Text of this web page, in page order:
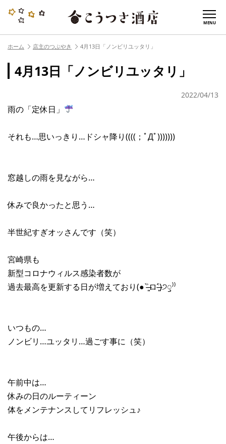
MENU
ホーム 店主のつぶやき 4月13日「ノンビリユッタリ」
4月13日「ノンビリユッタリ」
2022/04/13
雨の「定休日」
それも…思いっきり…ドシャ降り((((；ﾟДﾟ)))))))
窓越しの雨を見ながら…
休みで良かったと思う…
半世紀すぎオッさんです（笑）
宮崎県も
新型コロナウィルス感染者数が
過去最高を更新する日が増えており(● ˃̶͈̀ロ˂̶͈́)੭ꠥ⁾⁾
いつもの…
ノンビリ…ユッタリ…過ごす事に（笑）
午前中は…
休みの日のルーティーン
体をメンテナンスしてリフレッシュ♪
午後からは…